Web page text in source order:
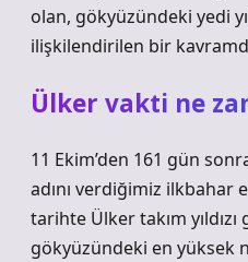
olan, gökyüzündeki yedi
ilişkilendirilen bir
Ülker vakti ne
11 Ekim’den 161 gün
adını verdiğimiz ilkbahar
tarihte Ülker takım yıldızı
gökyüzündeki en yüksek